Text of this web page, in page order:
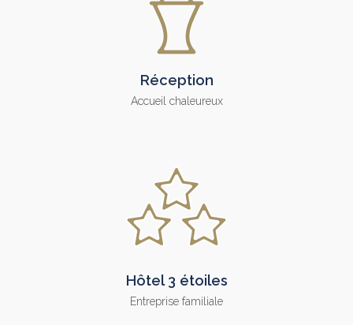
Réception
Accueil chaleureux
Hôtel 3 étoiles
Entreprise familiale